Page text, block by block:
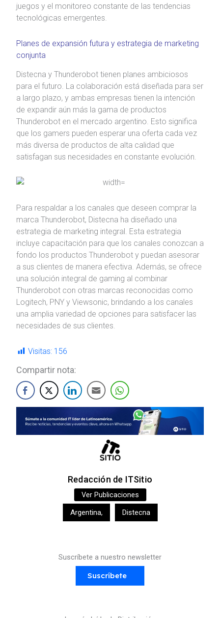
juegos y el monitoreo constante de las tendencias
tecnológicas emergentes.
Planes de expansión futura y estrategia de marketing
conjunta
Distecna y Thunderobot tienen planes ambiciosos
para el futuro. La colaboración está diseñada para ser
a largo plazo, y ambas empresas tienen la intención
de expandir aún más la gama de productos
Thunderobot en el mercado argentino. Esto significa
que los gamers pueden esperar una oferta cada vez
más diversa de productos de alta calidad que
satisfagan sus necesidades en constante evolución.
Para respaldar a los canales que deseen comprar la
marca Thunderobot, Distecna ha diseñado una
estrategia de marketing integral. Esta estrategia
incluye capacitación para que los canales conozcan a
fondo los productos Thunderobot y puedan asesorar
a sus clientes de manera efectiva. Además, se ofrece
una solución integral de gaming al combinar
Thunderobot con otras marcas reconocidas como
Logitech, PNY y Viewsonic, brindando a los canales
una amplia variedad de opciones para satisfacer las
necesidades de sus clientes.
Visitas: 156
Compartir nota:
Redacción de ITSitio
Ver Publicaciones
Argentina, Distecna
Suscríbete a nuestro newsletter
Suscríbete